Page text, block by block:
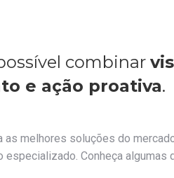
combinar
e ação proativa.
as melhores soluções do
especializado. Conheça algumas